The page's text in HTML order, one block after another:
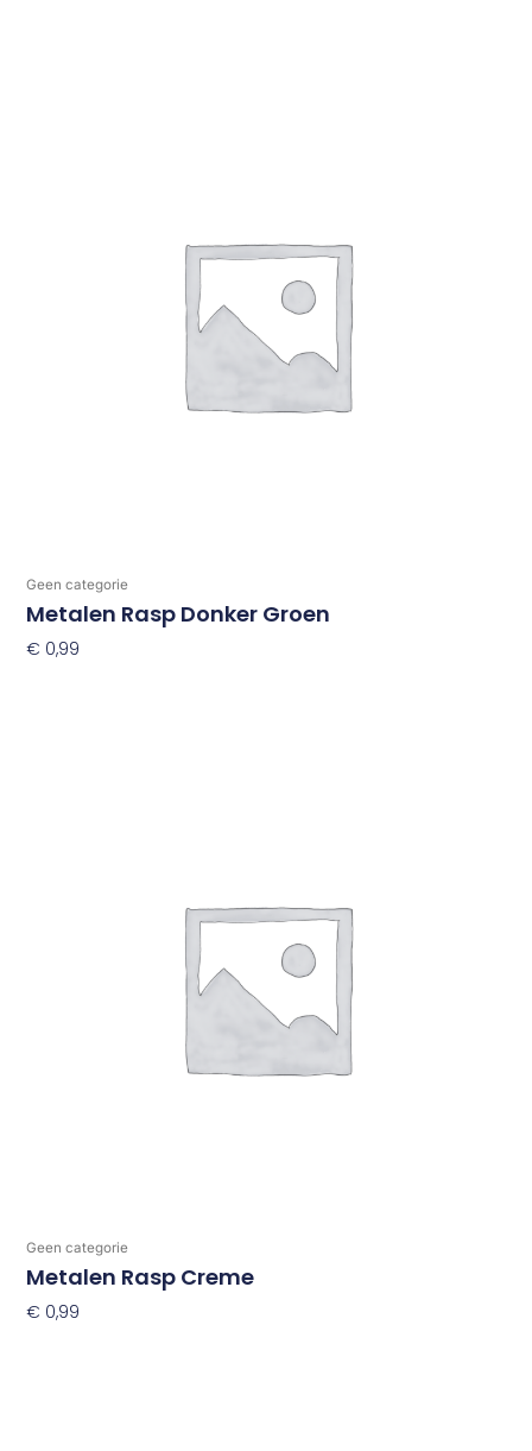
Geen categorie
Metalen Rasp Donker Groen
€ 0,99
Geen categorie
Metalen Rasp Creme
€ 0,99